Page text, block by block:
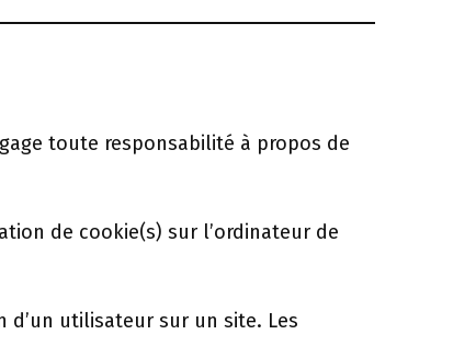
toute responsabilité à propos de
de cookie(s) sur l’ordinateur de
utilisateur sur un site. Les